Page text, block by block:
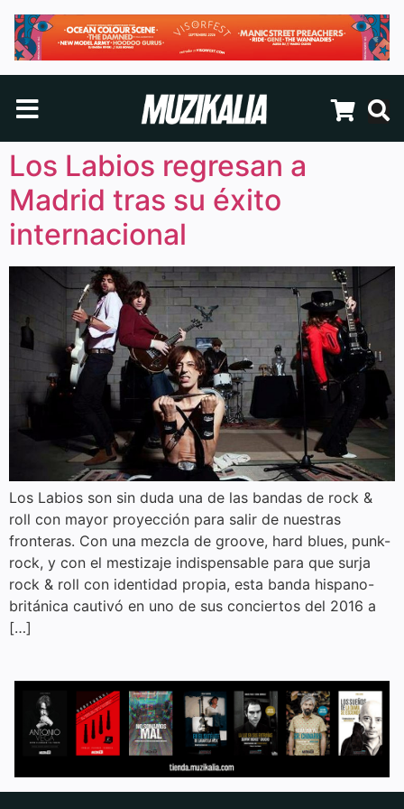
Los Labios regresan a
Madrid tras su éxito
internacional
Los Labios son sin duda una de las bandas de rock &
roll con mayor proyección para salir de nuestras
fronteras. Con una mezcla de groove, hard blues, punk-
rock, y con el mestizaje indispensable para que surja
rock & roll con identidad propia, esta banda hispano-
británica cautivó en uno de sus conciertos del 2016 a
[…]